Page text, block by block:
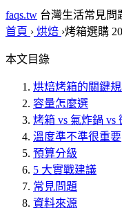
faqs.tw 台灣生活常見問
首頁 › 烘焙 ›烤箱選購
本文目錄
烘焙烤箱的關鍵
容量怎麼選
烤箱 vs 氣炸鍋 vs
溫度準不準很重要
預算分級
5 大實戰建議
常見問題
資料來源